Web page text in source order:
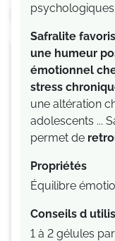
Safralite
une humeur
émotionnel
stress
une altération
adolescents ...
permet de
Propriétés
Équilibre
Conseils d
1 à 2 gélules